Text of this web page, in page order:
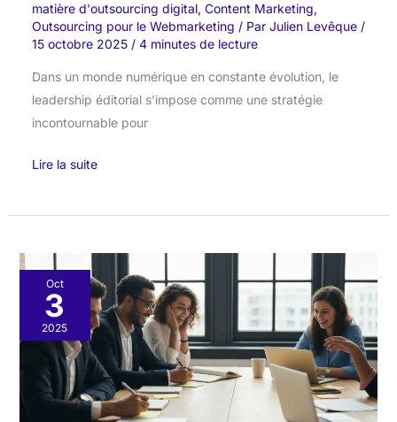
matière d'outsourcing digital, Content Marketing,
Outsourcing pour le Webmarketing / Par Julien Levêque /
15 octobre 2025 / 4 minutes de lecture
Dans un monde numérique en constante évolution, le
leadership éditorial s’impose comme une stratégie
incontournable pour
Lire la suite
Oct
3
2025
Méthodes
créatives
pour
storytelling
efficace